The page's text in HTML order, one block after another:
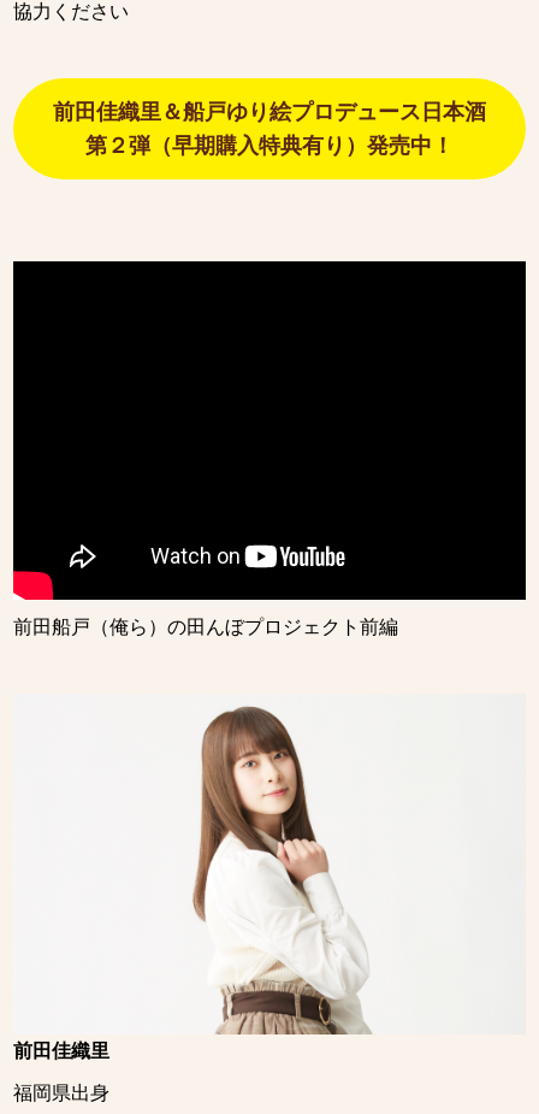
協力ください
前田佳織里＆船戸ゆり絵プロデュース日本酒
第２弾（早期購入特典有り）発売中！
前田船戸（俺ら）の田んぼプロジェクト前編
前田佳織里
福岡県出身